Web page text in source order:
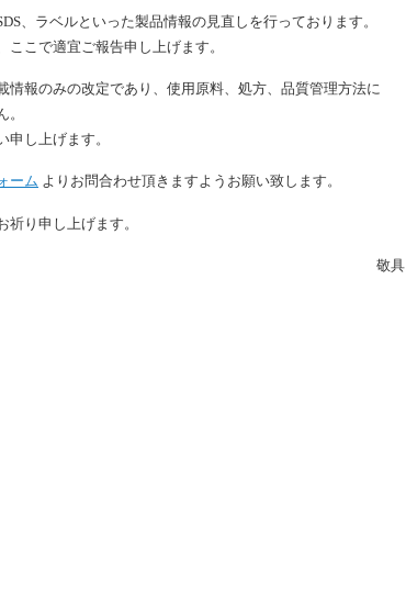
、ラベルといった製品情報の見直しを行っております。
こで適宜ご報告申し上げます。
情報のみの改定であり、使用原料、処方、品質管理方法に
。
し上げます。
ーム よりお問合わせ頂きますようお願い致します。
り申し上げます。
敬具